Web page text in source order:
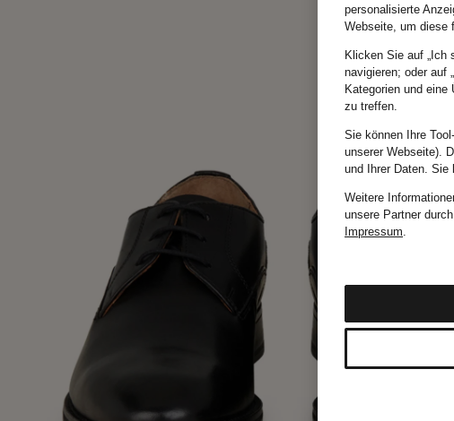
personalisierte
Webseite, um diese
Klicken Sie auf „Ich
navigieren; oder auf
Kategorien und
zu treffen.
Sie können Ihre
unserer Webseite).
und Ihrer Daten. Sie
Weitere
unsere Partner
Impressum.